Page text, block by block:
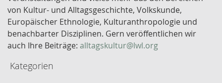
e
l
w
o
von Kultur- und Alltagsgeschichte, Volkskunde,
Europäischer Ethnologie, Kulturanthropologie und
benachbarter Disziplinen. Gern veröffentlichen wir
auch Ihre Beiträge: alltagskultur@lwl.org
Kategorien